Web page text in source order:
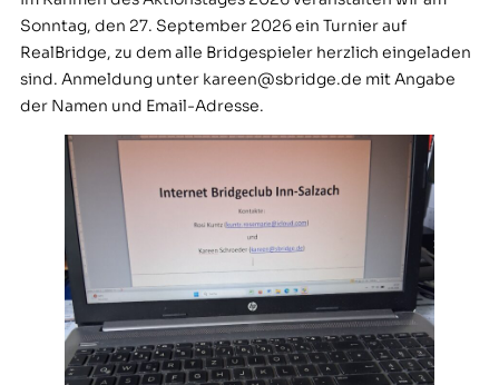
Sonntag, den 27. September 2026 ein Turnier auf
RealBridge, zu dem alle Bridgespieler herzlich eingeladen
sind. Anmeldung unter kareen@sbridge.de mit Angabe
der Namen und Email-Adresse.